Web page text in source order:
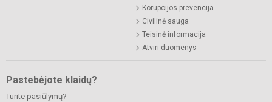
Korupcijos prevencija
Civilinė sauga
Teisinė informacija
Atviri duomenys
Pastebėjote klaidų?
Turite pasiūlymų?